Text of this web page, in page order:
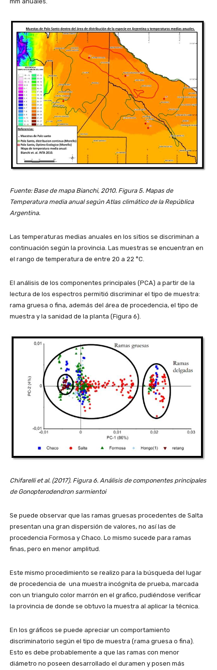
Fuente: Base de mapa Bianchi, 2010. Figura 5. Mapas de
Temperatura media anual según Atlas climático de la República
Argentina.
Las temperaturas medias anuales en los sitios se discriminan a
continuación según la provincia. Las muestras se encuentran en
el rango de temperatura de entre 20 a 22 °C.
El análisis de los componentes principales (PCA) a partir de la
lectura de los espectros permitió discriminar el tipo de muestra:
rama gruesa o fina, además del área de procedencia, el tipo de
muestra y la sanidad de la planta (Figura 6).
Chifarelli et al. (2017). Figura 6. Análisis de componentes principales
de Gonopterodendron sarmientoi
Se puede observar que las ramas gruesas procedentes de Salta
presentan una gran dispersión de valores, no así las de
procedencia Formosa y Chaco. Lo mismo sucede para ramas
finas, pero en menor amplitud.
Este mismo procedimiento se realizo para la búsqueda del lugar
de procedencia de una muestra incógnita de prueba, marcada
con un triangulo color marrón en el grafico, pudiéndose verificar
la provincia de donde se obtuvo la muestra al aplicar la técnica.
En los gráficos se puede apreciar un comportamiento
discriminatorio según el tipo de muestra (rama gruesa o fina).
Esto es debe probablemente a que las ramas con menor
diámetro no poseen desarrollado el duramen y posen más